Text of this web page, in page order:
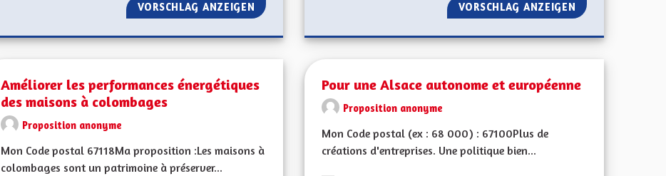
VORSCHLAG ANZEIGEN GÉNÉRALISATION DE LA VIDÉO SURVEILLANCE DANS LES COMMUNES
VORSCHLAG ANZEIGEN SERVICE PUBLIC
Améliorer les performances énergétiques
des maisons à colombages
Proposition anonyme
Mon Code postal 67118Ma proposition :Les maisons à
colombages sont un patrimoine à préserver...
Pour une Alsace autonome et européenne
Proposition anonyme
Mon Code postal (ex : 68 000) : 67100Plus de
créations d'entreprises. Une politique bien...